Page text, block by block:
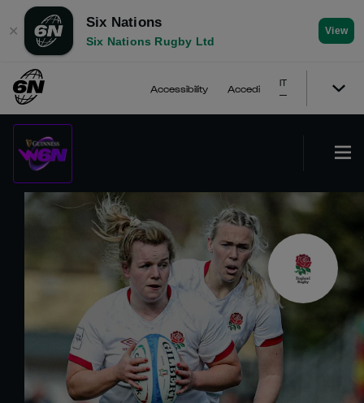
✕
Six Nations
Six Nations Rugby Ltd
View
Accessibility Accedi
IT